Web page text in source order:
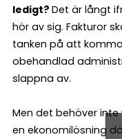
ledigt? Det är långt
hör av sig. Fakturor
tanken på att
obehandlad
slappna av.
Men det behöver
en ekonomilösning